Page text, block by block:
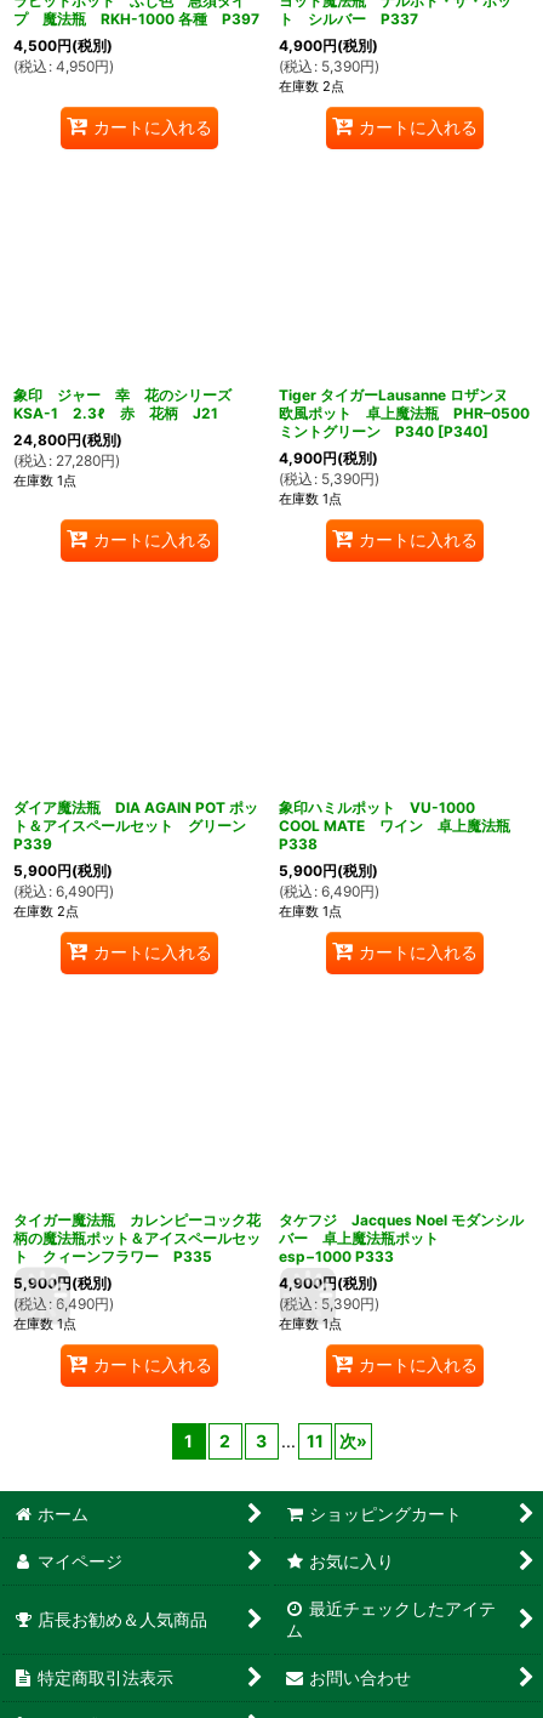
プ 魔法瓶 RKH-1000 各種 P397
4,500円(税別)
(税込 : 4,950円)
カートに入れる
ト シルバー P337
4,900円(税別)
(税込 : 5,390円)
在庫数 2点
カートに入れる
象印 ジャー 幸 花のシリーズ
KSA-1 2.3ℓ 赤 花柄 J21
24,800円(税別)
(税込 : 27,280円)
在庫数 1点
カートに入れる
Tiger タイガーLausanne ロザンヌ
欧風ポット 卓上魔法瓶 PHR–0500
ミントグリーン P340 [P340]
4,900円(税別)
(税込 : 5,390円)
在庫数 1点
カートに入れる
ダイア魔法瓶 DIA AGAIN POT ポッ
ト＆アイスペールセット グリーン
P339
5,900円(税別)
(税込 : 6,490円)
在庫数 2点
カートに入れる
象印ハミルポット VU-1000
COOL MATE ワイン 卓上魔法瓶
P338
5,900円(税別)
(税込 : 6,490円)
在庫数 1点
カートに入れる
タイガー魔法瓶 カレンピーコック花
柄の魔法瓶ポット＆アイスペールセッ
ト クィーンフラワー P335
5,900円(税別)
(税込 : 6,490円)
在庫数 1点
カートに入れる
タケフジ Jacques Noel モダンシル
バー 卓上魔法瓶ポット
esp−1000 P333
4,900円(税別)
(税込 : 5,390円)
在庫数 1点
カートに入れる
1 2 3 ... 11 次»
ホーム ショッピングカート
マイページ お気に入り
店長お勧め＆人気商品
最近チェックしたアイテ
ム
特定商取引法表示 お問い合わせ